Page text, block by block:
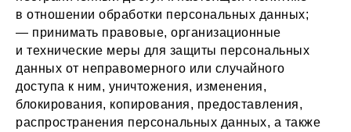
в отношении обработки персональных данных;
— принимать правовые, организационные
и технические меры для защиты персональных
данных от неправомерного или случайного
доступа к ним, уничтожения, изменения,
блокирования, копирования, предоставления,
распространения персональных данных, а также